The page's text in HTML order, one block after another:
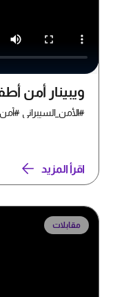
ويبينار أمن
#الأمن_السيبراني
اقرأ المزيد
مقابلات